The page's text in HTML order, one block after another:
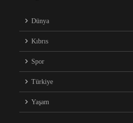
Dünya
Kıbrıs
Spor
Türkiye
Yaşam